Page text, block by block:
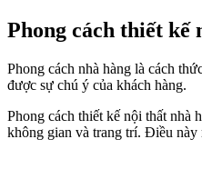
Phong cách thiết kế
Phong cách nhà hàng là cách
được sự chú ý của khách hàng.
Phong cách thiết kế nội thất nhà
không gian và trang trí. Điều này